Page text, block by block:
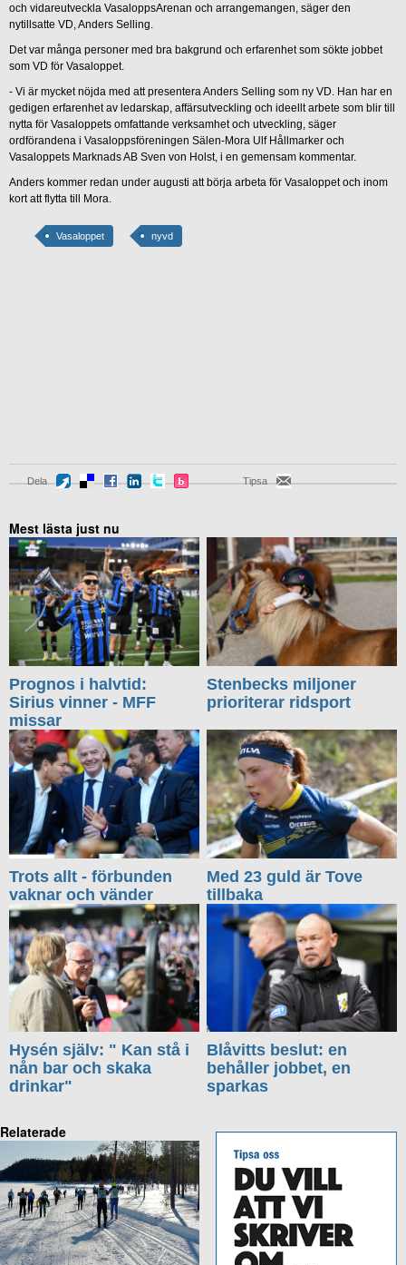
och vidareutveckla VasaloppsArenan och arrangemangen, säger den
nytillsatte VD, Anders Selling.
Det var många personer med bra bakgrund och erfarenhet som sökte jobbet
som VD för Vasaloppet.
- Vi är mycket nöjda med att presentera Anders Selling som ny VD. Han har en
gedigen erfarenhet av ledarskap, affärsutveckling och ideellt arbete som blir till
nytta för Vasaloppets omfattande verksamhet och utveckling, säger
ordförandena i Vasaloppsföreningen Sälen-Mora Ulf Hållmarker och
Vasaloppets Marknads AB Sven von Holst, i en gemensam kommentar.
Anders kommer redan under augusti att börja arbeta för Vasaloppet och inom
kort att flytta till Mora.
Vasaloppet nyvd
Dela Tipsa
Mest lästa just nu
Prognos i halvtid:
Sirius vinner - MFF
missar
Stenbecks miljoner
prioriterar ridsport
Trots allt - förbunden
vaknar och vänder
Med 23 guld är Tove
tillbaka
Hysén själv: " Kan stå i
nån bar och skaka
drinkar"
Blåvitts beslut: en
behåller jobbet, en
sparkas
Relaterade